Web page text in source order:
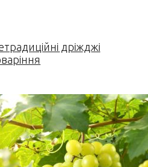
дріжджі